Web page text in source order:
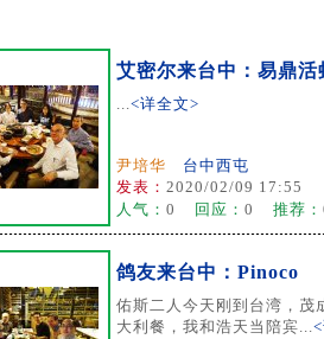
艾密尔来台中：易鼎活
...<详全文>
尹培华
台中西屯
发表： 2020/02/09 17:55
人气： 0 回应： 0 推荐：
鸽友来台中：Pinoco
佑斯二人今天刚到台湾，茂
大利餐，我和浩天当陪宾...